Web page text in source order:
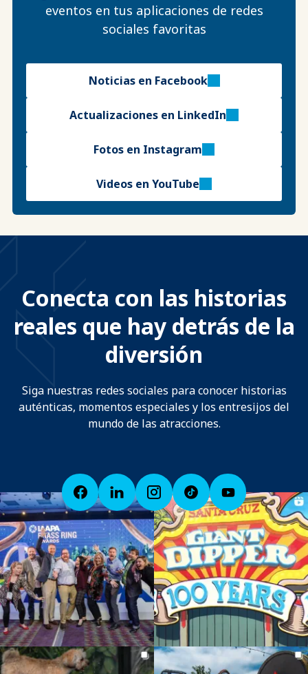
eventos en tus aplicaciones de redes
sociales favoritas
Noticias en Facebook
Actualizaciones en LinkedIn
Fotos en Instagram
Videos en YouTube
Conecta con las historias
reales que hay detrás de la
diversión
Siga nuestras redes sociales para conocer historias
auténticas, momentos especiales y los entresijos del
mundo de las atracciones.